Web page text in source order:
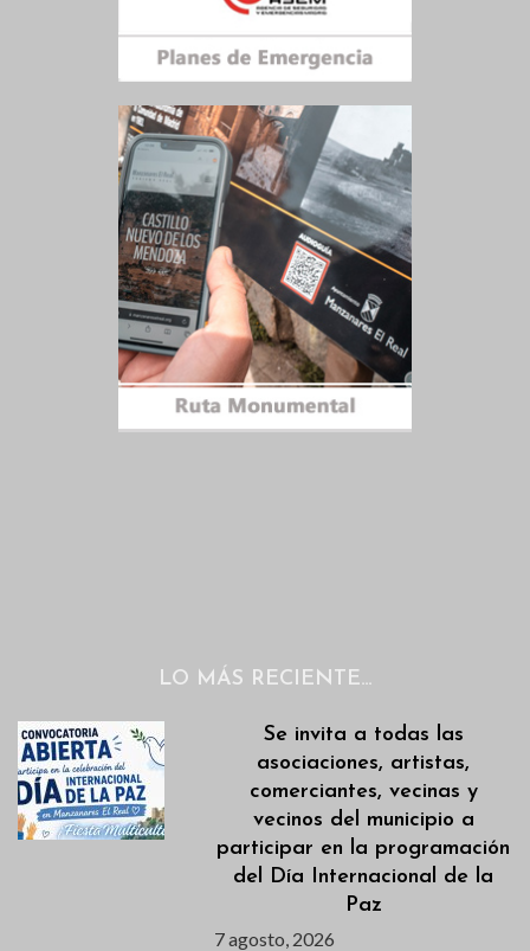
LO MÁS RECIENTE…
Se invita a todas las
asociaciones, artistas,
comerciantes, vecinas y
vecinos del municipio a
participar en la programación
del Día Internacional de la
Paz
7 agosto, 2026